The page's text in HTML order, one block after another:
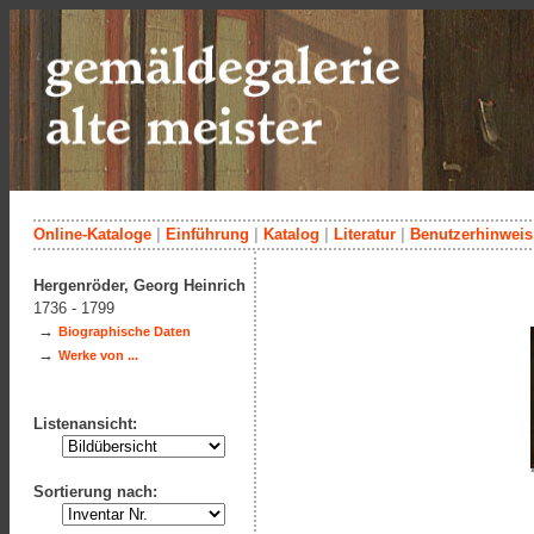
Online-Kataloge Einführung Katalog Literatur Benutzerhinweis
Hergenröder, Georg Heinrich
1736 - 1799
→ Biographische Daten
→ Werke von ...
Listenansicht:
Sortierung nach: